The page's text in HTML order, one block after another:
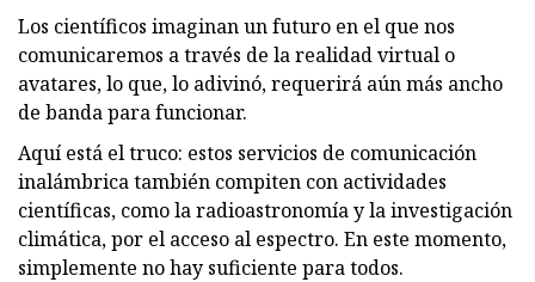
Los científicos imaginan un futuro en el que nos
comunicaremos a través de la realidad virtual o
avatares, lo que, lo adivinó, requerirá aún más ancho
de banda para funcionar.
Aquí está el truco: estos servicios de comunicación
inalámbrica también compiten con actividades
científicas, como la radioastronomía y la investigación
climática, por el acceso al espectro. En este momento,
simplemente no hay suficiente para todos.